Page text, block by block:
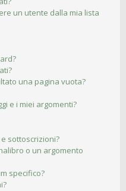
un utente dalla mia lista
una pagina vuota?
e i miei argomenti?
sottoscrizioni?
o un argomento
specifico?